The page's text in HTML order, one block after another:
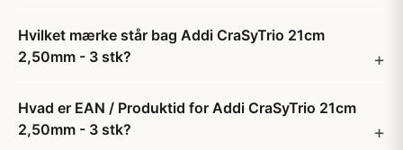
Hvilket mærke står bag Addi CraSyTrio 21cm
2,50mm - 3 stk?
Hvad er EAN / Produktid for Addi CraSyTrio 21cm
2,50mm - 3 stk?